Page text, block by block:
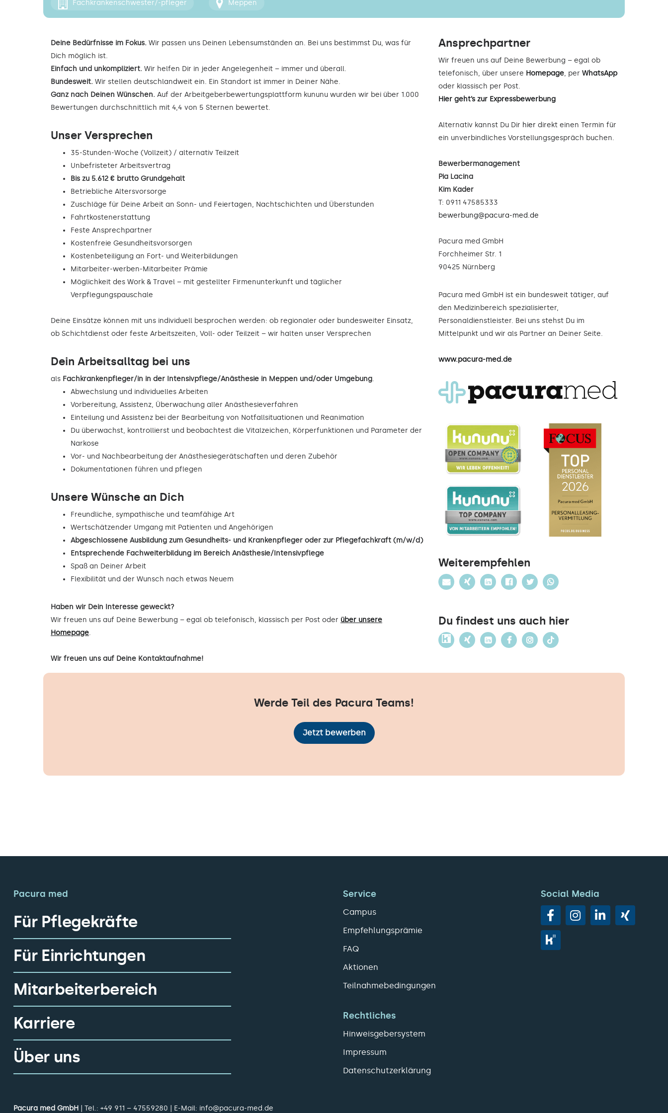
Fachkrankenschwester/-pfleger Meppen
Deine Bedürfnisse im Fokus. Wir passen uns Deinen Lebensumständen an. Bei uns bestimmst Du, was für
Dich möglich ist.
Einfach und unkompliziert. Wir helfen Dir in jeder Angelegenheit – immer und überall.
Bundesweit. Wir stellen deutschlandweit ein. Ein Standort ist immer in Deiner Nähe.
Ganz nach Deinen Wünschen. Auf der Arbeitgeberbewertungsplattform kununu wurden wir bei über 1.000
Bewertungen durchschnittlich mit 4,4 von 5 Sternen bewertet.
Unser Versprechen
35-Stunden-Woche (Vollzeit) / alternativ Teilzeit
Unbefristeter Arbeitsvertrag
Bis zu 5.612 € brutto Grundgehalt
Betriebliche Altersvorsorge
Zuschläge für Deine Arbeit an Sonn- und Feiertagen, Nachtschichten und Überstunden
Fahrtkostenerstattung
Feste Ansprechpartner
Kostenfreie Gesundheitsvorsorgen
Kostenbeteiligung an Fort- und Weiterbildungen
Mitarbeiter-werben-Mitarbeiter Prämie
Möglichkeit des Work & Travel – mit gestellter Firmenunterkunft und täglicher
Verpflegungspauschale
Deine Einsätze können mit uns individuell besprochen werden: ob regionaler oder bundesweiter Einsatz,
ob Schichtdienst oder feste Arbeitszeiten, Voll- oder Teilzeit – wir halten unser Versprechen
Dein Arbeitsalltag bei uns
als Fachkrankenpfleger/in in der Intensivpflege/Anästhesie in Meppen und/oder Umgebung.
Abwechslung und individuelles Arbeiten
Vorbereitung, Assistenz, Überwachung aller Anästhesieverfahren
Einteilung und Assistenz bei der Bearbeitung von Notfallsituationen und Reanimation
Du überwachst, kontrollierst und beobachtest die Vitalzeichen, Körperfunktionen und Parameter der
Narkose
Vor- und Nachbearbeitung der Anästhesiegerätschaften und deren Zubehör
Dokumentationen führen und pflegen
Unsere Wünsche an Dich
Freundliche, sympathische und teamfähige Art
Wertschätzender Umgang mit Patienten und Angehörigen
Abgeschlossene Ausbildung zum Gesundheits- und Krankenpfleger oder zur Pflegefachkraft (m/w/d)
Entsprechende Fachweiterbildung im Bereich Anästhesie/Intensivpflege
Spaß an Deiner Arbeit
Flexibilität und der Wunsch nach etwas Neuem
Haben wir Dein Interesse geweckt?
Wir freuen uns auf Deine Bewerbung – egal ob telefonisch, klassisch per Post oder über unsere
Homepage.
Wir freuen uns auf Deine Kontaktaufnahme!
Ansprechpartner
Wir freuen uns auf Deine Bewerbung – egal ob
telefonisch, über unsere Homepage, per WhatsApp
oder klassisch per Post.
Hier geht’s zur Expressbewerbung
Alternativ kannst Du Dir hier direkt einen Termin für
ein unverbindliches Vorstellungsgespräch buchen.
Bewerbermanagement
Pia Lacina
Kim Kader
T: 0911 47585333
bewerbung@pacura-med.de
Pacura med GmbH
Forchheimer Str. 1
90425 Nürnberg
Pacura med GmbH ist ein bundesweit tätiger, auf
den Medizinbereich spezialisierter,
Personaldienstleister. Bei uns stehst Du im
Mittelpunkt und wir als Partner an Deiner Seite.
www.pacura-med.de
Weiterempfehlen
Du findest uns auch hier
Werde Teil des Pacura Teams!
Jetzt bewerben
Pacura med
Für Pflegekräfte
Für Einrichtungen
Mitarbeiterbereich
Karriere
Über uns
Service
Campus
Empfehlungsprämie
FAQ
Aktionen
Teilnahmebedingungen
Rechtliches
Hinweisgebersystem
Impressum
Datenschutzerklärung
Social Media
Pacura med GmbH | Tel.: +49 911 – 47559280 | E-Mail: info@pacura-med.de